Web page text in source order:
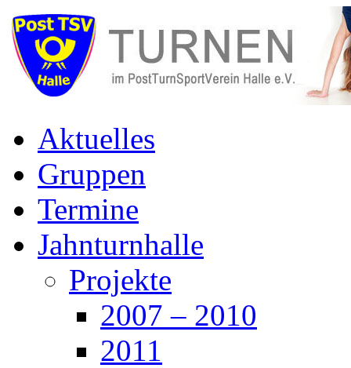
Aktuelles
Gruppen
Termine
Jahnturnhalle
Projekte
2007 – 2010
2011